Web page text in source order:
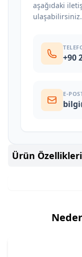
aşağıdaki
ulaşabilirsiniz.
+90
E-
Ürün Özellikleri